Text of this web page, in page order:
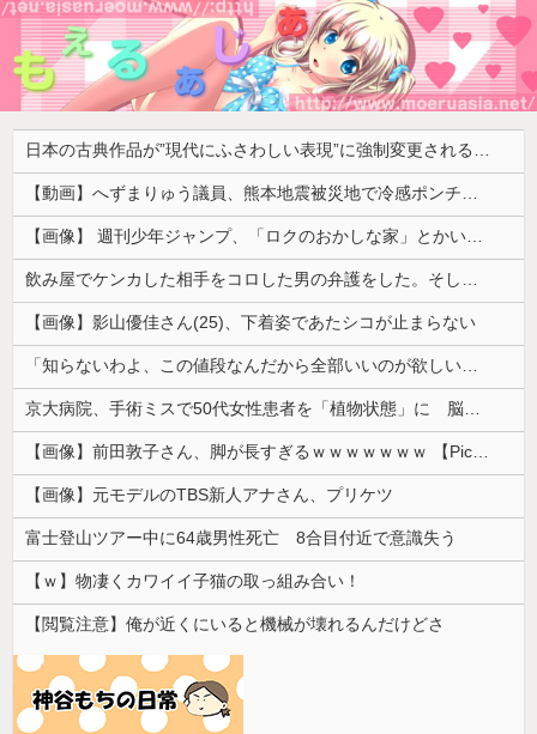
日本の古典作品が”現代にふさわしい表現”に強制変更される事態が進行中、今の価値観に照らせば……
【動画】へずまりゅう議員、熊本地震被災地で冷感ポンチョ配布 → 被災民の衝撃の反応がコチラ → ｗｗｗｗｗｗｗｗｗｗｗｗｗｗｗｗ
【画像】 週刊少年ジャンプ、「ロクのおかしな家」とかいう微妙な漫画を巻頭カラーにしたせいで100万部切る
飲み屋でケンカした相手をコロした男の弁護をした。そして数年後、因果応報を思わせる出来事が…
【画像】影山優佳さん(25)、下着姿であたシコが止まらない
「知らないわよ、この値段なんだから全部いいのが欲しいの」イチゴ売り場で言い返された話
京大病院、手術ミスで50代女性患者を「植物状態」に 脳腫瘍摘出手術で腫瘍の無い部位を摘出してしまう
【画像】前田敦子さん、脚が長すぎるｗｗｗｗｗｗｗ 【Pickup07091615】
【画像】元モデルのTBS新人アナさん、プリケツ
富士登山ツアー中に64歳男性死亡 8合目付近で意識失う
【ｗ】物凄くカワイイ子猫の取っ組み合い！
【閲覧注意】俺が近くにいると機械が壊れるんだけどさ